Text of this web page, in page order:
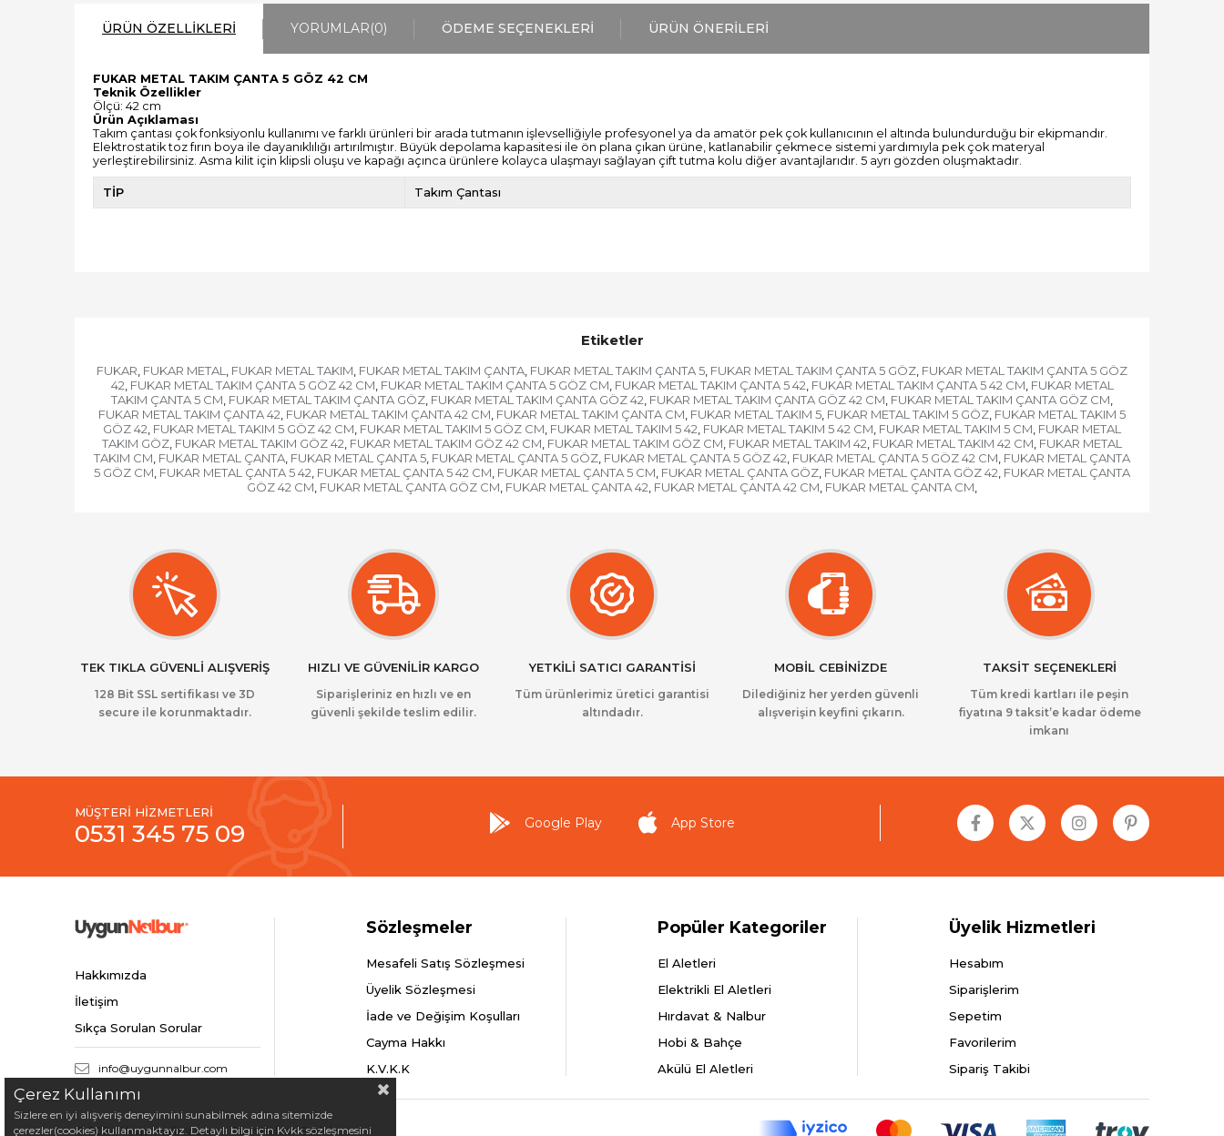
ÜRÜN ÖZELLIKLERI YORUMLAR(0) ÖDEME SEÇENEKLERI ÜRÜN ÖNERILERI
FUKAR METAL TAKIM ÇANTA 5 GÖZ 42 CM
Teknik Özellikler
Ölçü: 42 cm
Ürün Açıklaması
Takım çantası çok fonksiyonlu kullanımı ve farklı ürünleri bir arada tutmanın işlevselliğiyle profesyonel ya da amatör pek çok kullanıcının el altında bulundurduğu bir ekipmandır.
Elektrostatik toz fırın boya ile dayanıklılığı artırılmıştır. Büyük depolama kapasitesi ile ön plana çıkan ürüne, katlanabilir çekmece sistemi yardımıyla pek çok materyal
yerleştirebilirsiniz. Asma kilit için klipsli oluşu ve kapağı açınca ürünlere kolayca ulaşmayı sağlayan çift tutma kolu diğer avantajlarıdır. 5 ayrı gözden oluşmaktadır.
TİP Takım Çantası
Etiketler
FUKAR, FUKAR METAL , FUKAR METAL TAKIM, FUKAR METAL TAKIM ÇANTA, FUKAR METAL TAKIM ÇANTA 5, FUKAR METAL TAKIM ÇANTA 5 GÖZ, FUKAR METAL TAKIM ÇANTA 5 GÖZ
42, FUKAR METAL TAKIM ÇANTA 5 GÖZ 42 CM, FUKAR METAL TAKIM ÇANTA 5 GÖZ CM, FUKAR METAL TAKIM ÇANTA 5 42, FUKAR METAL TAKIM ÇANTA 5 42 CM, FUKAR METAL
TAKIM ÇANTA 5 CM, FUKAR METAL TAKIM ÇANTA GÖZ, FUKAR METAL TAKIM ÇANTA GÖZ 42, FUKAR METAL TAKIM ÇANTA GÖZ 42 CM, FUKAR METAL TAKIM ÇANTA GÖZ CM,
FUKAR METAL TAKIM ÇANTA 42, FUKAR METAL TAKIM ÇANTA 42 CM, FUKAR METAL TAKIM ÇANTA CM, FUKAR METAL TAKIM 5, FUKAR METAL TAKIM 5 GÖZ, FUKAR METAL TAKIM 5
GÖZ 42, FUKAR METAL TAKIM 5 GÖZ 42 CM, FUKAR METAL TAKIM 5 GÖZ CM, FUKAR METAL TAKIM 5 42, FUKAR METAL TAKIM 5 42 CM, FUKAR METAL TAKIM 5 CM, FUKAR METAL
TAKIM GÖZ, FUKAR METAL TAKIM GÖZ 42, FUKAR METAL TAKIM GÖZ 42 CM, FUKAR METAL TAKIM GÖZ CM, FUKAR METAL TAKIM 42, FUKAR METAL TAKIM 42 CM, FUKAR METAL
TAKIM CM, FUKAR METAL ÇANTA, FUKAR METAL ÇANTA 5, FUKAR METAL ÇANTA 5 GÖZ, FUKAR METAL ÇANTA 5 GÖZ 42, FUKAR METAL ÇANTA 5 GÖZ 42 CM, FUKAR METAL ÇANTA
5 GÖZ CM, FUKAR METAL ÇANTA 5 42, FUKAR METAL ÇANTA 5 42 CM, FUKAR METAL ÇANTA 5 CM, FUKAR METAL ÇANTA GÖZ, FUKAR METAL ÇANTA GÖZ 42, FUKAR METAL ÇANTA
GÖZ 42 CM, FUKAR METAL ÇANTA GÖZ CM, FUKAR METAL ÇANTA 42, FUKAR METAL ÇANTA 42 CM, FUKAR METAL ÇANTA CM,
TEK TIKLA GÜVENLİ ALIŞVERİŞ
128 Bit SSL sertifikası ve 3D
secure ile korunmaktadır.
HIZLI VE GÜVENİLİR KARGO
Siparişleriniz en hızlı ve en
güvenli şekilde teslim edilir.
YETKİLİ SATICI GARANTİSİ
Tüm ürünlerimiz üretici garantisi
altındadır.
MOBİL CEBİNİZDE
Dilediğiniz her yerden güvenli
alışverişin keyfini çıkarın.
TAKSİT SEÇENEKLERİ
Tüm kredi kartları ile peşin
fiyatına 9 taksit’e kadar ödeme
imkanı
MÜŞTERİ HİZMETLERİ
0531 345 75 09 Google Play App Store
Hakkımızda
İletişim
Sıkça Sorulan Sorular
info@uygunnalbur.com
Sözleşmeler
Mesafeli Satış Sözleşmesi
Üyelik Sözleşmesi
İade ve Değişim Koşulları
Cayma Hakkı
K.V.K.K
Popüler Kategoriler
El Aletleri
Elektrikli El Aletleri
Hırdavat & Nalbur
Hobi & Bahçe
Akülü El Aletleri
Üyelik Hizmetleri
Hesabım
Siparişlerim
Sepetim
Favorilerim
Sipariş Takibi
© 2024 Uygunnalbur.com - Tüm Hakları Saklıdır.
Çerez Kullanımı
Sizlere en iyi alışveriş deneyimini sunabilmek adına sitemizde
çerezler(cookies) kullanmaktayız. Detaylı bilgi için Kvkk sözleşmesini